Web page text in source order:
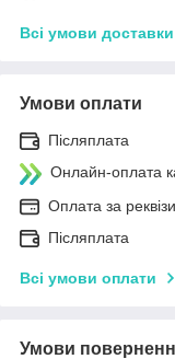
Всі умови доставки
Умови оплати
Післяплата
Онлайн-оплата
Оплата за
Післяплата
Всі умови оплати
Умови